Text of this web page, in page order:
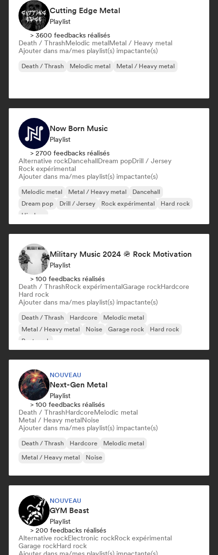
Cutting Edge Metal
Playlist
> 3600 feedbacks réalisés
Death / ThrashMelodic metalMetal / Heavy metal
Ajouter dans ma/mes playlist(s) impactante(s)
Death / Thrash Melodic metal Metal / Heavy metal
Now Born Music
Playlist
> 2700 feedbacks réalisés
Alternative rockDancehallDream popDrill / Jersey
Rock expérimental
Ajouter dans ma/mes playlist(s) impactante(s)
Melodic metal Metal / Heavy metal
Dancehall
Dream pop
Drill / Jersey Rock expérimental
Hard rock
Hip-hop
Military Music 2024 🪖 Rock Motivation
Playlist
> 100 feedbacks réalisés
Death / ThrashRock expérimentalGarage rockHardcore
Hard rock
Ajouter dans ma/mes playlist(s) impactante(s)
Death / Thrash Hardcore
Melodic metal
Metal / Heavy metal
Noise Garage rock
Hard rock
Post punk
NOUVEAU
Next-Gen Metal
Playlist
> 100 feedbacks réalisés
Death / ThrashHardcoreMelodic metal
Metal / Heavy metalNoise
Ajouter dans ma/mes playlist(s) impactante(s)
Death / Thrash Hardcore
Melodic metal
Metal / Heavy metal
Noise
NOUVEAU
GYM Beast
Playlist
> 200 feedbacks réalisés
Alternative rockElectronic rockRock expérimental
Garage rockHard rock